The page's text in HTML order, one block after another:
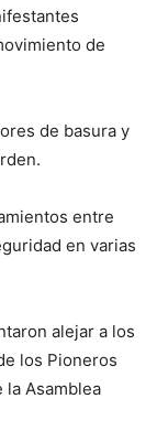
de
de basura y
entre
en varias
alejar a los
los Pioneros
Asamblea